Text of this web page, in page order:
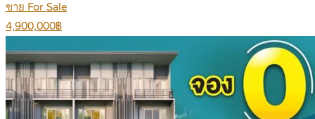
ขาย For Sale
4,900,000฿